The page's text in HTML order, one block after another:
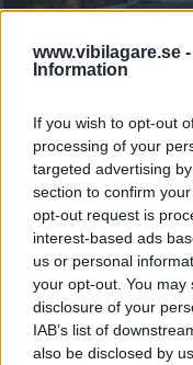
www.vibilagare.se -
Information
If you wish to opt-out
processing of your
targeted advertising
section to confirm
opt-out request is
interest-based ads
us or personal
your opt-out. You
disclosure of your
IAB’s list of
also be disclosed by
”God chans
Utbudet av
nu på av eldrivna